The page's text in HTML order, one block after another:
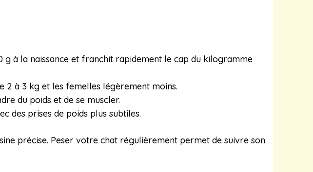
g à la naissance et franchit rapidement le cap du kilogramme
2 à 3 kg et les femelles légèrement moins.
du poids et de se muscler.
des prises de poids plus subtiles.
précise. Peser votre chat régulièrement permet de suivre son